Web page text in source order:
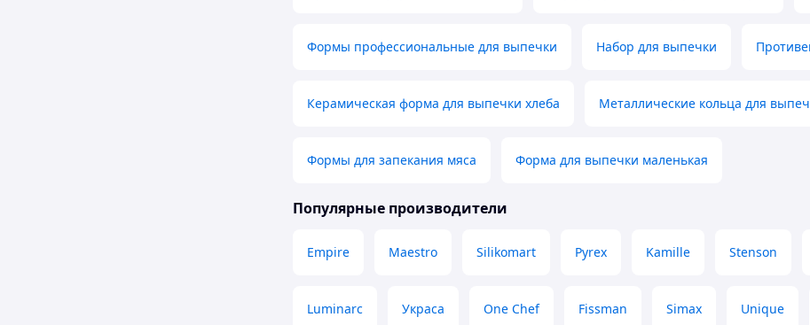
Формы профессиональные для выпечки Набор для выпечки
Керамическая форма для выпечки хлеба Металлические кольца для
Формы для запекания мяса Форма для выпечки маленькая
Популярные производители
Empire Maestro Silikomart Pyrex Kamille Stenson
Luminarc Украса One Chef Fissman Simax Unique